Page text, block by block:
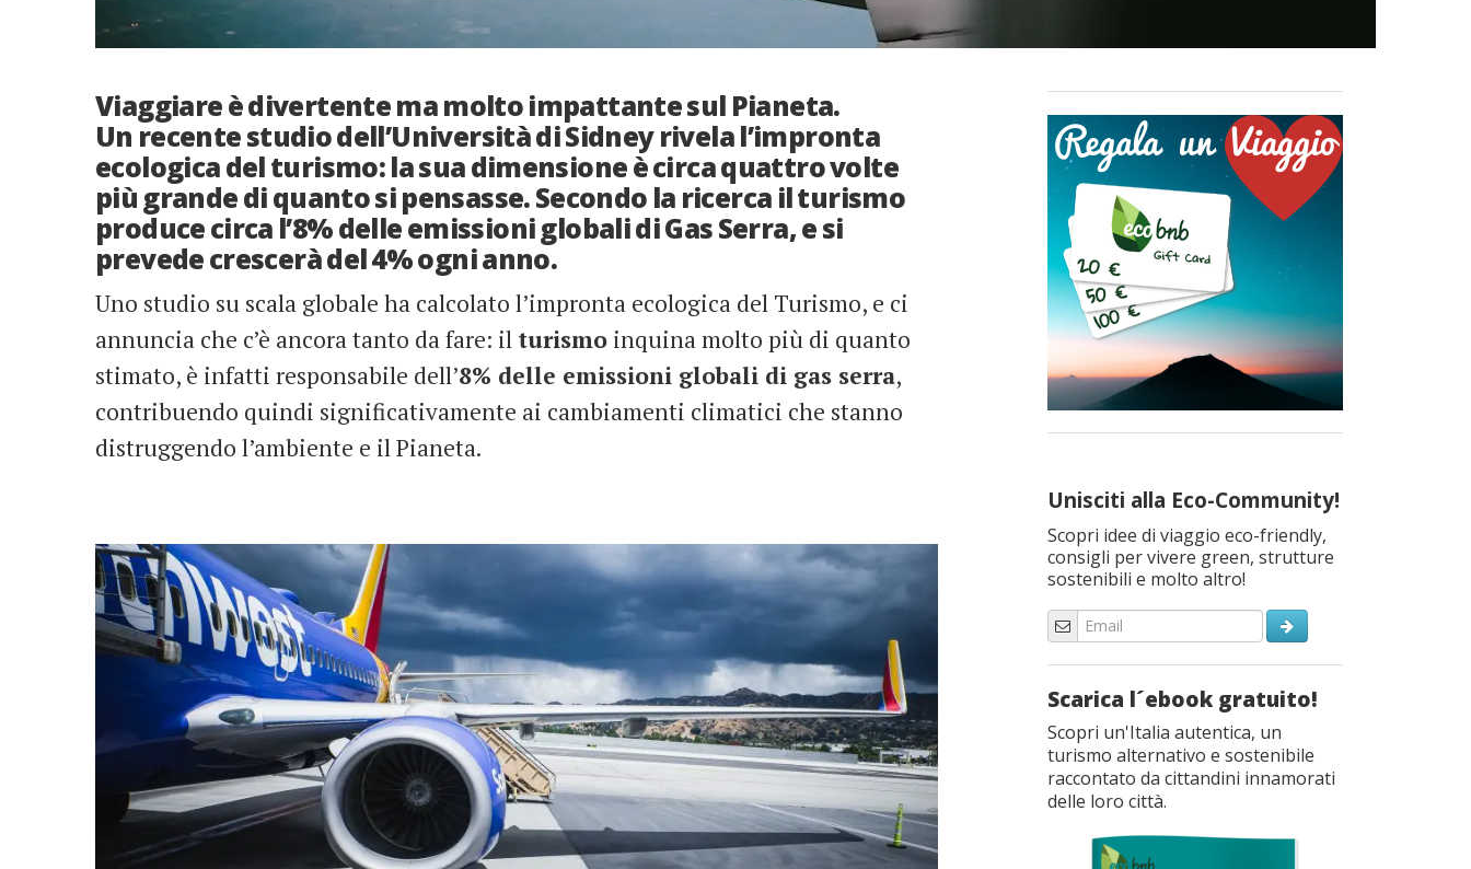
Viaggiare è divertente ma molto impattante sul Pianeta.
Un recente studio dell’Università di Sidney rivela l’impronta
ecologica del turismo: la sua dimensione è circa quattro volte
più grande di quanto si pensasse. Secondo la ricerca il turismo
produce circa l’8% delle emissioni globali di Gas Serra, e si
prevede crescerà del 4% ogni anno.
Uno studio su scala globale ha calcolato l’impronta ecologica del Turismo, e ci
annuncia che c’è ancora tanto da fare: il turismo inquina molto più di quanto
stimato, è infatti responsabile dell’8% delle emissioni globali di gas serra,
contribuendo quindi significativamente ai cambiamenti climatici che stanno
distruggendo l’ambiente e il Pianeta.
Unisciti alla Eco-Community!
Scopri idee di viaggio eco-friendly,
consigli per vivere green, strutture
sostenibili e molto altro!
Scarica l´ebook gratuito!
Scopri un'Italia autentica, un
turismo alternativo e sostenibile
raccontato da cittandini innamorati
delle loro città.